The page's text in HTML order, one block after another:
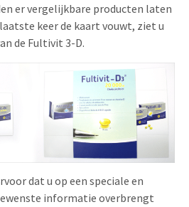
er vergelijkbare producten laten
keer de kaart vouwt, ziet u
de Fultivit 3-D.
dat u op een speciale en
informatie overbrengt